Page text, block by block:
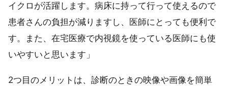
イクロが活躍します。病床に持って行って使えるので
患者さんの負担が減りますし、医師にとっても便利で
す。また、在宅医療で内視鏡を使っている医師にも使
いやすいと思います」
2つ目のメリットは、診断のときの映像や画像を簡単